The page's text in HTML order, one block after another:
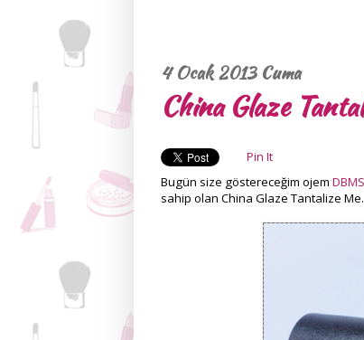
4 Ocak 2013 Cuma
China Glaze
Pin It
Bugün size göstereceğim ojem
sahip olan China Glaze Tantalize